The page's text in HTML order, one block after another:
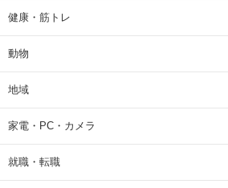
健康・筋トレ
動物
地域
家電・PC・カメラ
就職・転職